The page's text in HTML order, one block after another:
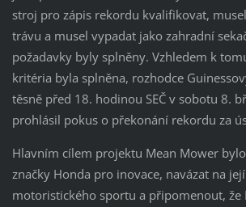
stroj pro zápis rekordu kvalifikovat,
trávu a musel vypadat jako zahradní
požadavky byly splněny. Vzhledem k
kritéria byla splněna, rozhodce
těsně před 18. hodinou SEČ v sobotu 8.
prohlásil pokus o překonání rekordu za
Hlavním cílem projektu Mean Mower
značky Honda pro inovace, navázat na
motoristického sportu a připomenout, že